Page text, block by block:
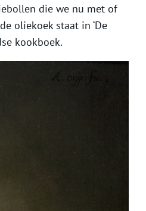
die we nu met of
oliekoek staat in ‘De
kookboek.